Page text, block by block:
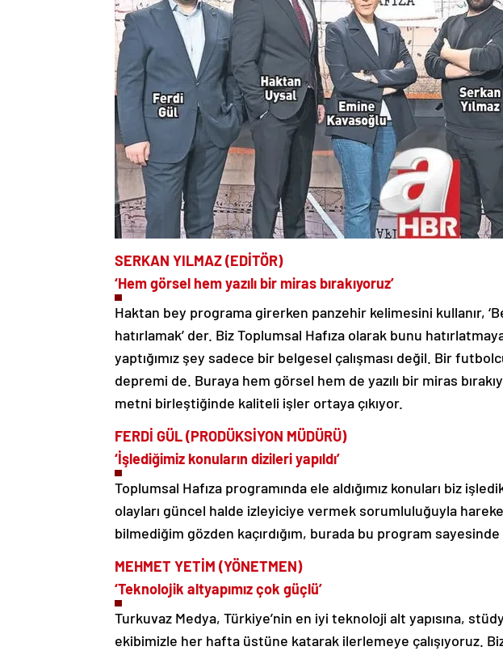
SERKAN YILMAZ (EDİTÖR)
‘Hem görsel hem yazılı bir miras bırakıyoruz’
Haktan bey programa girerken panzehir kelimesini kullanır,
hatırlamak’ der. Biz Toplumsal Hafıza olarak bunu
yaptığımız şey sadece bir belgesel çalışması değil. Bir
depremi de. Buraya hem görsel hem de yazılı bir miras
metni birleştiğinde kaliteli işler ortaya çıkıyor.
FERDİ GÜL(PRODÜKSİYON MÜDÜRÜ)
‘İşlediğimiz konuların dizileri yapıldı’
Toplumsal Hafıza programında ele aldığımız konuları biz
olayları güncel halde izleyiciye vermek sorumluluğuyla
bilmediğim gözden kaçırdığım, burada bu program
MEHMET YETİM (YÖNETMEN)
‘Teknolojik altyapımız çok güçlü’
Turkuvaz Medya, Türkiye’nin en iyi teknoloji alt yapısına,
ekibimizle her hafta üstüne katarak ilerlemeye çalışıyoruz.